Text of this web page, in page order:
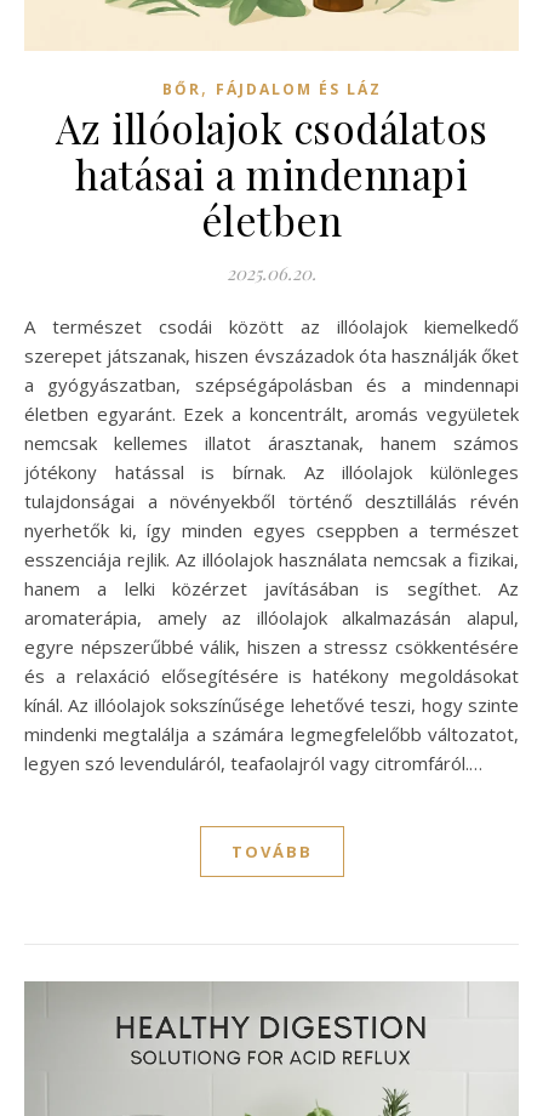
BŐR, FÁJDALOM ÉS LÁZ
Az illóolajok csodálatos
hatásai a mindennapi
életben
2025.06.20.
A természet csodái között az illóolajok kiemelkedő
szerepet játszanak, hiszen évszázadok óta használják őket
a gyógyászatban, szépségápolásban és a mindennapi
életben egyaránt. Ezek a koncentrált, aromás vegyületek
nemcsak kellemes illatot árasztanak, hanem számos
jótékony hatással is bírnak. Az illóolajok különleges
tulajdonságai a növényekből történő desztillálás révén
nyerhetők ki, így minden egyes cseppben a természet
esszenciája rejlik. Az illóolajok használata nemcsak a fizikai,
hanem a lelki közérzet javításában is segíthet. Az
aromaterápia, amely az illóolajok alkalmazásán alapul,
egyre népszerűbbé válik, hiszen a stressz csökkentésére
és a relaxáció elősegítésére is hatékony megoldásokat
kínál. Az illóolajok sokszínűsége lehetővé teszi, hogy szinte
mindenki megtalálja a számára legmegfelelőbb változatot,
legyen szó levenduláról, teafaolajról vagy citromfáról.…
TOVÁBB